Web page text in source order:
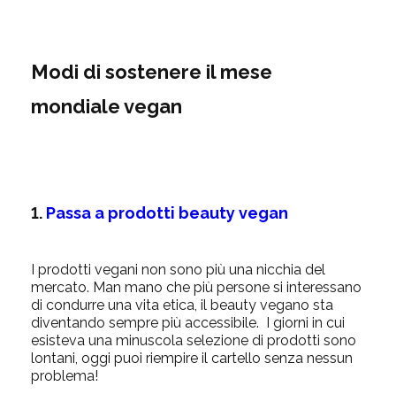
Modi di sostenere il mese
mondiale vegan
1. Passa a prodotti beauty vegan
I prodotti vegani non sono più una nicchia del
mercato. Man mano che più persone si interessano
di condurre una vita etica, il beauty vegano sta
diventando sempre più accessibile. I giorni in cui
esisteva una minuscola selezione di prodotti sono
lontani, oggi puoi riempire il cartello senza nessun
problema!